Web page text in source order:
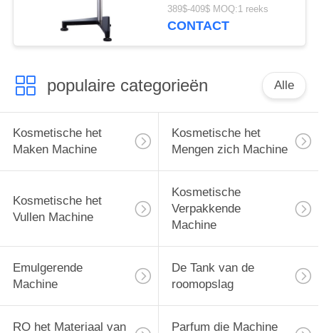
Goedkeuring van
Ce/van ISO van Mxing
389$-409$ MOQ:1 reeks
CONTACT
populaire categorieën Alle
Kosmetische het
Maken Machine
Kosmetische het
Mengen zich Machine
Kosmetische het
Vullen Machine
Kosmetische
Verpakkende
Machine
Emulgerende
Machine
De Tank van de
roomopslag
RO het Materiaal van Parfum die Machine